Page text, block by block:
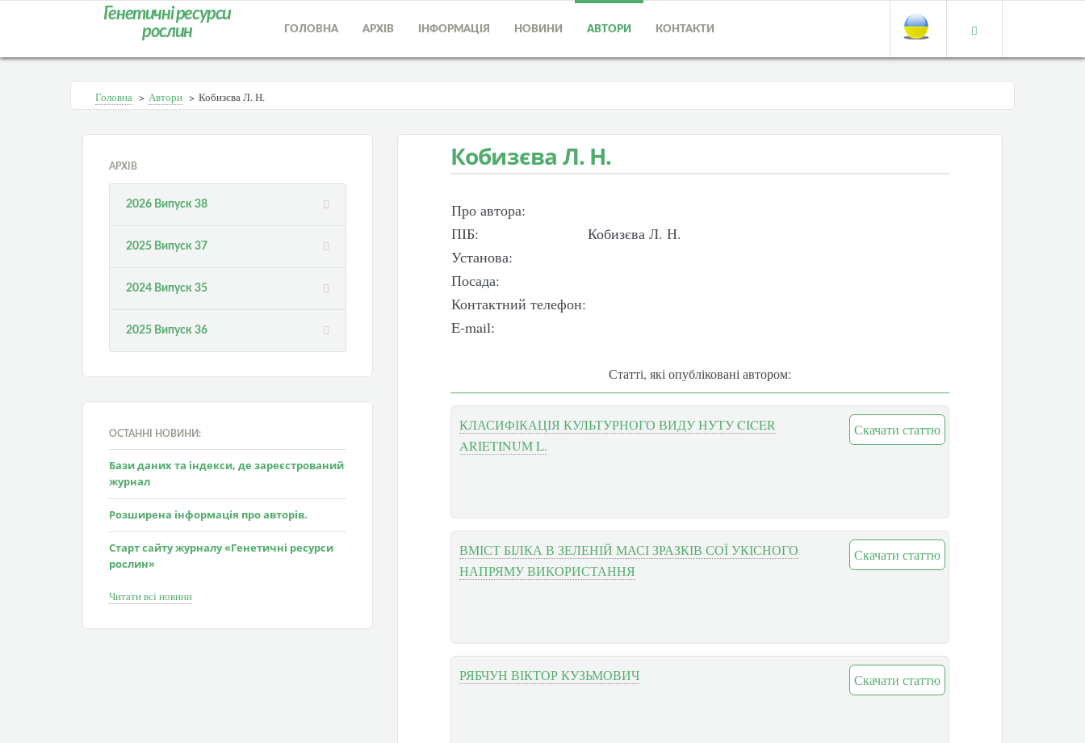
Генетичні ресурси
рослин
ГОЛОВНА АРХІВ ІНФОРМАЦІЯ НОВИНИ АВТОРИ КОНТАКТИ
Головна > Автори > Кобизєва Л. Н.
АРХІВ
2026 Випуск 38
2025 Випуск 37
2024 Випуск 35
2025 Випуск 36
ОСТАННІ НОВИНИ:
Бази даних та індекси, де зареєстрований
журнал
Розширена інформація про авторів.
Старт сайту журналу «Генетичні ресурси
рослин»
Читати всі новини
Кобизєва Л. Н.
Про автора:
ПІБ:
Кобизєва Л. Н.
Установа:
Посада:
Контактний телефон:
E-mail:
Статті, які опубліковані автором:
Скачати статтю
КЛАСИФІКАЦІЯ КУЛЬТУРНОГО ВИДУ НУТУ CICER
ARIETINUM L.
Скачати статтю
ВМІСТ БІЛКА В ЗЕЛЕНІЙ МАСІ ЗРАЗКІВ СОЇ УКІСНОГО
НАПРЯМУ ВИКОРИСТАННЯ
Скачати статтю
РЯБЧУН ВІКТОР КУЗЬМОВИЧ